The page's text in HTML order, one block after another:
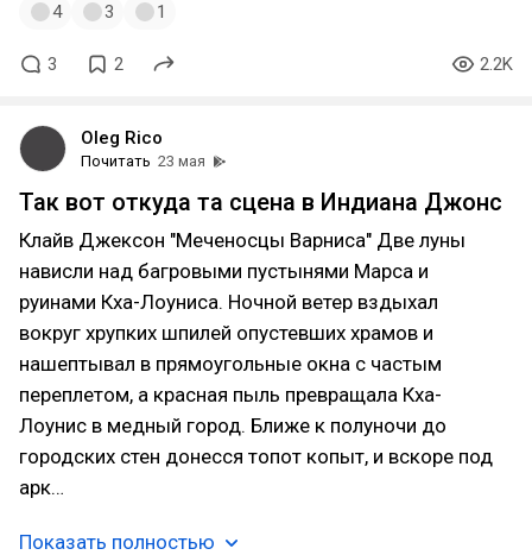
4 3 1
3 2 2.2K
Oleg Rico
Почитать 23 мая
Так вот откуда та сцена в Индиана Джонс
Клайв Джексон "Меченосцы Варниса" Две луны
нависли над багровыми пустынями Марса и
руинами Кха-Лоуниса. Ночной ветер вздыхал
вокруг хрупких шпилей опустевших храмов и
нашептывал в прямоугольные окна с частым
переплетом, а красная пыль превращала Кха-
Лоунис в медный город. Ближе к полуночи до
городских стен донесся топот копыт, и вскоре под
арк…
Показать полностью